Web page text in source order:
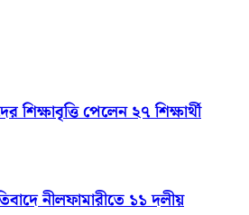
শিক্ষাবৃত্তি পেলেন ২৭ শিক্ষার্থী
নীলফামারীতে ১১ দলীয়